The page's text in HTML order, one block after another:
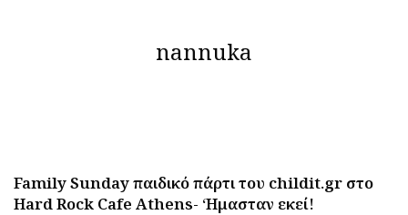
nannuka
Family Sunday παιδικό πάρτι του childit.gr στο
Hard Rock Cafe Athens- ‘Hμασταν εκεί!